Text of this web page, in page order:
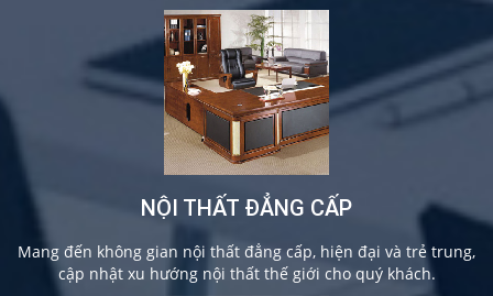
NỘI THẤT ĐẲNG CẤP
Mang đến không gian nội thất đẳng cấp, hiện đại và trẻ trung,
cập nhật xu hướng nội thất thế giới cho quý khách.